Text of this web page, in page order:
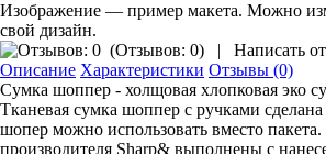
Изображение — пример макета. Можно
свой дизайн.
(Отзывов: 0) |
Написать
Описание Характеристики Отзывы (0)
Сумка шоппер - холщовая хлопковая эко
Тканевая сумка шоппер с ручками
шопер можно использовать вместо
производителя Sharp& выполнены с